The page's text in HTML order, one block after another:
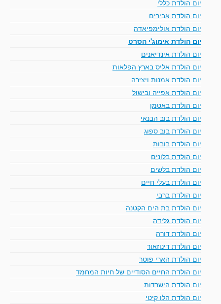
יום הולדת כללי
יום הולדת אבירים
יום הולדת אולימפיאדה
יום הולדת אימוג'י הסרט
יום הולדת אינדיאנים
יום הולדת אליס בארץ הפלאות
יום הולדת אמנות ויצירה
יום הולדת אפייה ובישול
יום הולדת באטמן
יום הולדת בוב הבנאי
יום הולדת בוב ספוג
יום הולדת בובות
יום הולדת בלונים
יום הולדת בלשים
יום הולדת בעלי חיים
יום הולדת ברבי
יום הולדת בת הים הקטנה
יום הולדת גלידה
יום הולדת דורה
יום הולדת דינוזאור
יום הולדת הארי פוטר
יום הולדת החיים הסודיים של חיות המחמד
יום הולדת הישרדות
יום הולדת הלו קיטי